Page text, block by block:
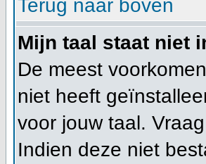
Terug naar boven
Mijn taal staat niet
De meest
niet heeft
voor jouw taal.
Indien deze niet